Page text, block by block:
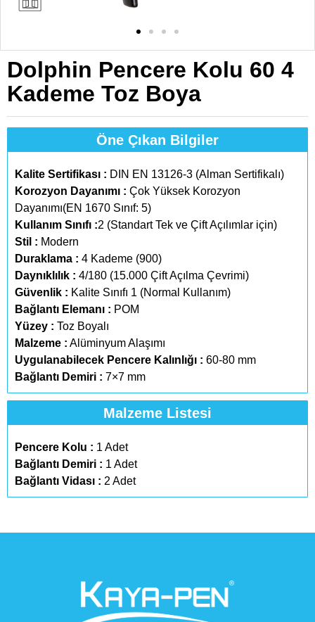
Dolphin Pencere Kolu 60 4
Kademe Toz Boya
Öne Çıkan Bilgiler
Kalite Sertifikası : DIN EN 13126-3 (Alman Sertifikalı)
Korozyon Dayanımı : Çok Yüksek Korozyon
Dayanımı(EN 1670 Sınıf: 5)
Kullanım Sınıfı :2 (Standart Tek ve Çift Açılımlar için)
Stil : Modern
Duraklama : 4 Kademe (900)
Daynıklılık : 4/180 (15.000 Çift Açılma Çevrimi)
Güvenlik : Kalite Sınıfı 1 (Normal Kullanım)
Bağlantı Elemanı : POM
Yüzey : Toz Boyalı
Malzeme : Alüminyum Alaşımı
Uygulanabilecek Pencere Kalınlığı : 60-80 mm
Bağlantı Demiri : 7×7 mm
Malzeme Listesi
Pencere Kolu : 1 Adet
Bağlantı Demiri : 1 Adet
Bağlantı Vidası : 2 Adet